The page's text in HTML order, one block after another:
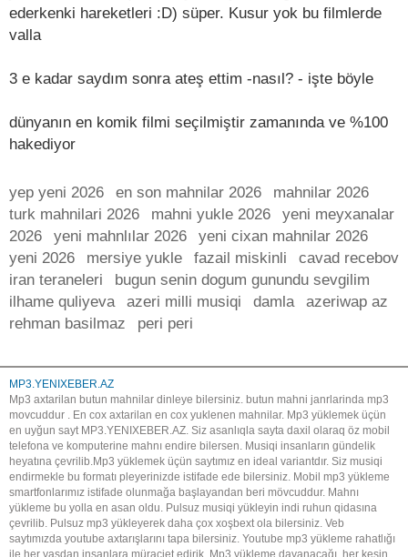
ederkenki hareketleri :D) süper. Kusur yok bu filmlerde
valla
3 e kadar saydım sonra ateş ettim -nasıl? - işte böyle
dünyanın en komik filmi seçilmiştir zamanında ve %100
hakediyor
yep yeni 2026 en son mahnilar 2026
mahnilar 2026
turk mahnilari 2026
mahni yukle 2026
yeni meyxanalar
2026
yeni mahnlılar 2026
yeni cixan mahnilar 2026
yeni 2026
mersiye yukle fazail miskinli
cavad recebov
iran teraneleri
bugun senin dogum gunundu sevgilim
ilhame quliyeva
azeri milli musiqi damla
azeriwap az
rehman basilmaz
peri peri
MP3.YENIXEBER.AZ
Mp3 axtarilan butun mahnilar dinleye bilersiniz. butun mahni janrlarinda mp3
movcuddur . En cox axtarilan en cox yuklenen mahnilar. Mp3 yüklemek üçün
en uyğun sayt MP3.YENIXEBER.AZ. Siz asanlıqla sayta daxil olaraq öz mobil
telefona ve komputerine mahnı endire bilersen. Musiqi insanların gündelik
heyatına çevrilib.Mp3 yüklemek üçün saytımız en ideal variantdır. Siz musiqi
endirmekle bu formatı pleyerinizde istifade ede bilersiniz. Mobil mp3 yükleme
smartfonlarımız istifade olunmağa başlayandan beri mövcuddur. Mahnı
yükleme bu yolla en asan oldu. Pulsuz musiqi yükleyin indi ruhun qidasına
çevrilib. Pulsuz mp3 yükleyerek daha çox xoşbext ola bilersiniz. Veb
saytımızda youtube axtarışlarını tapa bilersiniz. Youtube mp3 yükleme rahatlığı
ile her yaşdan insanlara müraciet edirik. Mp3 yükleme dayanacağı, her kesin